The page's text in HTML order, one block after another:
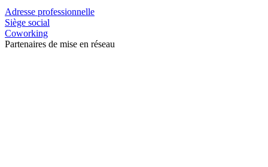
Adresse professionnelle
Siège social
Coworking
Partenaires de mise en réseau